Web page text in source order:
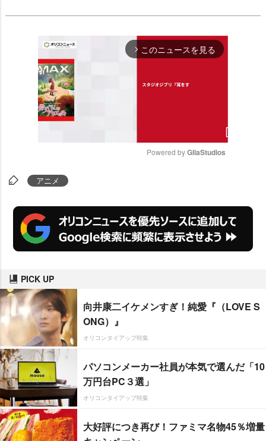
arrow_forward_ios このニュースを見る
Powered by GliaStudios
アニメ
PICK UP
向井康二イケメンすぎ！純愛『（LOVE S
ONG）』
オリコンタイアップ特集
パソコンメーカー社員が本気で選んだ「10
万円台PC３選」
オリコンタイアップ特集
大好評につき再び！ファミマ名物45％増量